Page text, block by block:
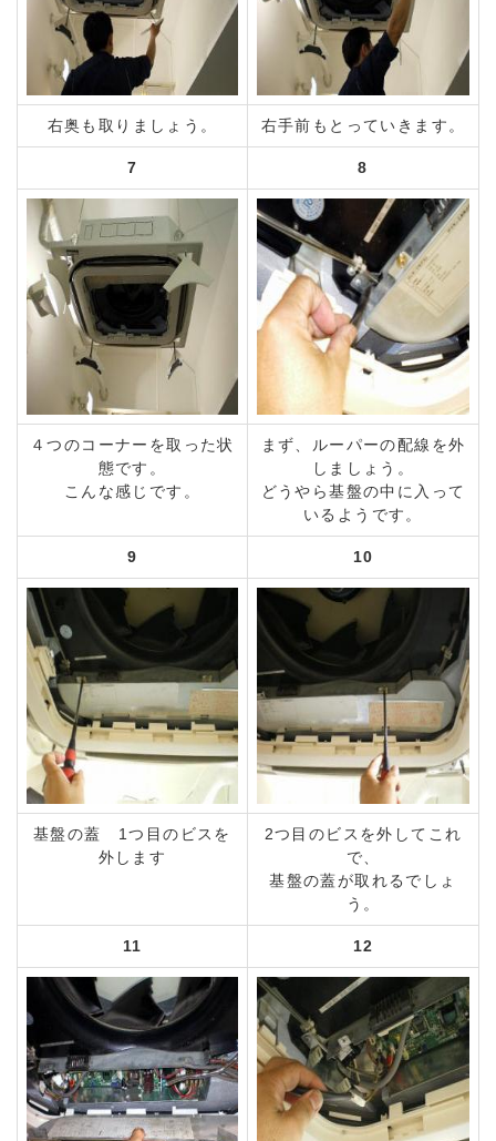
右奥も取りましょう。 右手前もとっていきます。
7 8
４つのコーナーを取った状
態です。
こんな感じです。
まず、ルーパーの配線を外
しましょう。
どうやら基盤の中に入って
いるようです。
9 10
基盤の蓋 1つ目のビスを
外します
2つ目のビスを外してこれ
で、
基盤の蓋が取れるでしょ
う。
11 12